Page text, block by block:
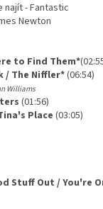
najít - Fantastic
Newton
to Find Them*
/ The Niffler*(06:54)
Williams
(01:56)
Place (03:05)
Stuff Out / You're